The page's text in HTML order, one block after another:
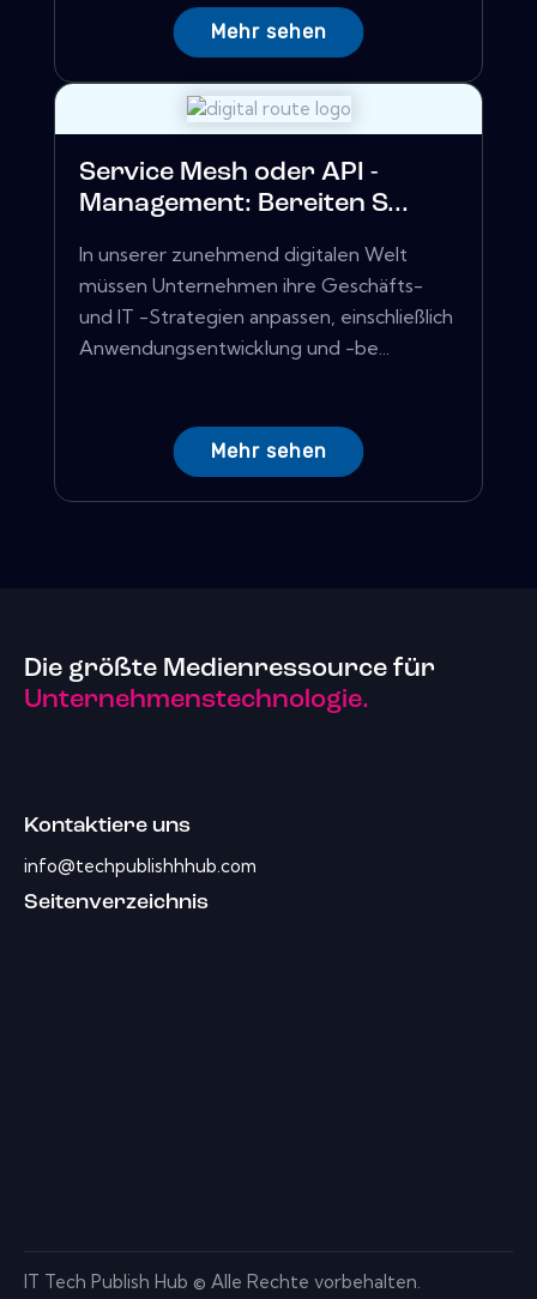
Mehr sehen
Service Mesh oder API -
Management: Bereiten S...
In unserer zunehmend digitalen Welt
müssen Unternehmen ihre Geschäfts-
und IT -Strategien anpassen, einschließlich
Anwendungsentwicklung und -be...
Mehr sehen
Die größte Medienressource für
Unternehmenstechnologie.
Kontaktiere uns
info@techpublishhhub.com
Seitenverzeichnis
IT Tech Publish Hub © Alle Rechte vorbehalten.